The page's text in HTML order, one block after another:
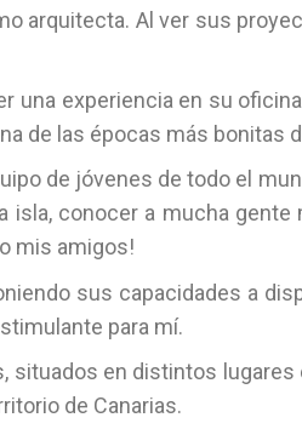
arquitecta. Al ver sus
una experiencia en su
de las épocas más bonitas
de jóvenes de todo el
isla, conocer a mucha gente
mis amigos!
sus capacidades a
para mí.
en distintos lugares
de Canarias.